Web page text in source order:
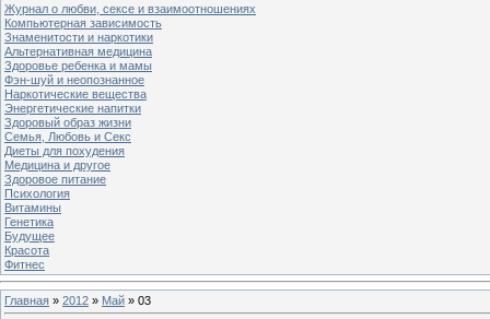
Журнал о любви, сексе и взаимоотношениях
Компьютерная зависимость
Знаменитости и наркотики
Альтернативная медицина
Здоровье ребенка и мамы
Фэн-шуй и неопознанное
Наркотические вещества
Энергетические напитки
Здоровый образ жизни
Семья, Любовь и Секс
Диеты для похудения
Медицина и другое
Здоровое питание
Психология
Витамины
Генетика
Будущее
Красота
Фитнес
Главная » 2012 » Май » 03